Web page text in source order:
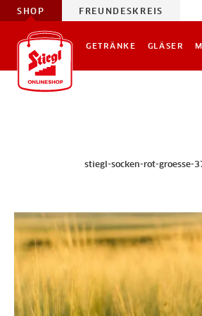
SHOP FREUNDESKREIS
GETRÄNKE GLÄSER
stiegl-socken-rot-groesse-